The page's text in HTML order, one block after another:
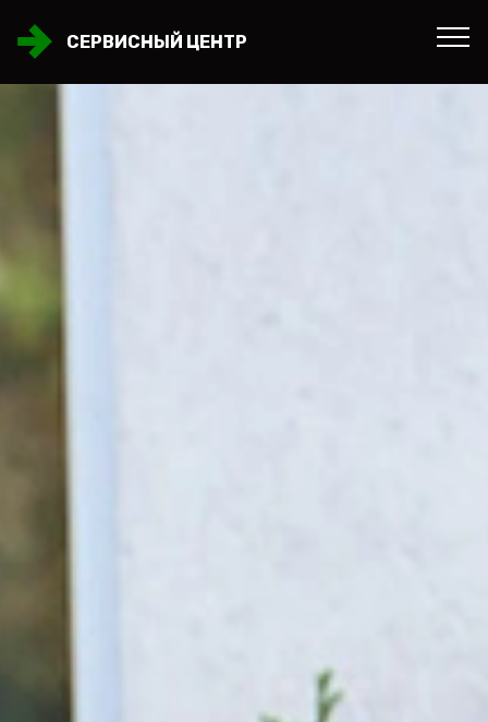
СЕРВИСНЫЙ ЦЕНТР